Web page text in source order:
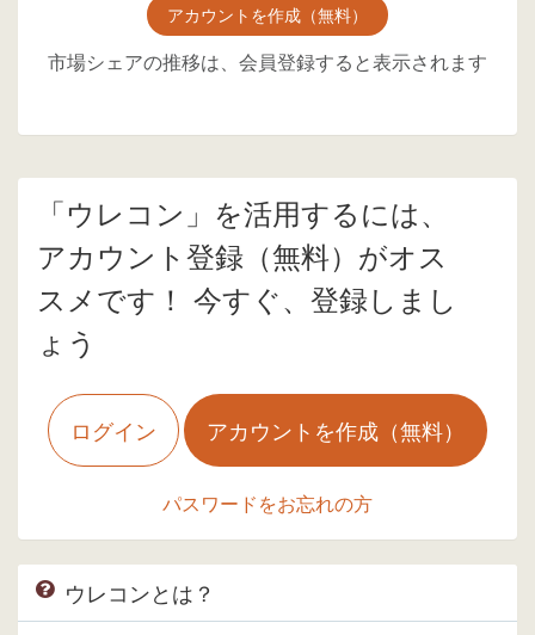
アカウントを作成（無料）
市場シェアの推移は、会員登録すると表示されます
「ウレコン」を活用するには、
アカウント登録（無料）がオス
スメです！ 今すぐ、登録しまし
ょう
ログイン アカウントを作成（無料）
パスワードをお忘れの方
ウレコンとは？